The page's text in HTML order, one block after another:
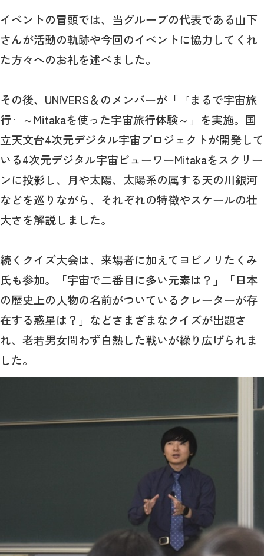
イベントの冒頭では、当グループの代表である山下
さんが活動の軌跡や今回のイベントに協力してくれ
た方々へのお礼を述べました。
その後、UNIVERS＆のメンバーが「『まるで宇宙旅
行』～Mitakaを使った宇宙旅行体験～」を実施。国
立天文台4次元デジタル宇宙プロジェクトが開発して
いる4次元デジタル宇宙ビューワーMitakaをスクリー
ンに投影し、月や太陽、太陽系の属する天の川銀河
などを巡りながら、それぞれの特徴やスケールの壮
大さを解説しました。
続くクイズ大会は、来場者に加えてヨビノリたくみ
氏も参加。「宇宙で二番目に多い元素は？」「日本
の歴史上の人物の名前がついているクレーターが存
在する惑星は？」などさまざまなクイズが出題さ
れ、老若男女問わず白熱した戦いが繰り広げられま
した。